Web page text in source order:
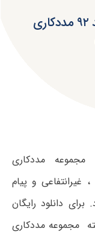
دانلود سوالات و کلید کنکور ارشد ۹۲ مددکاری
سوالات آزمون کارشناسی ارشد ۱۳۹۲ مجموعه مددکاری
و پیام
دانلود رایگان
ارشد سراسری ۹۲ رشته مجموعه مددکاری